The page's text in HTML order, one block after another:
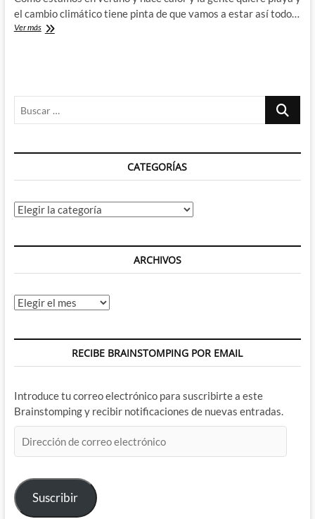
el cambio climático tiene pinta de que vamos a estar así todo…
Ver másJonathan
aquí
había
X-
y
sus
Buscar
CATEGORÍAS
Categorías
ARCHIVOS
Archivos
RECIBE BRAINSTOMPING POR EMAIL
Introduce tu correo electrónico para suscribirte a este
Brainstomping y recibir notificaciones de nuevas entradas.
de
electrónico
Suscribir